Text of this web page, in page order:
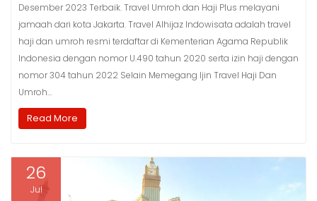
Desember 2023 Terbaik. Travel Umroh dan Haji Plus melayani
jamaah dari kota Jakarta. Travel Alhijaz Indowisata adalah travel
haji dan umroh resmi terdaftar di Kementerian Agama Republik
Indonesia dengan nomor U.490 tahun 2020 serta izin haji dengan
nomor 304 tahun 2022 Selain Memegang Ijin Travel Haji Dan
Umroh…
Read More
26
Jul